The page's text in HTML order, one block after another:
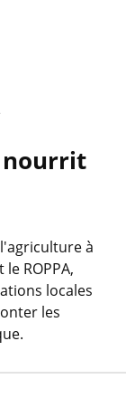
nourrit
à
le ROPPA,
locales
les